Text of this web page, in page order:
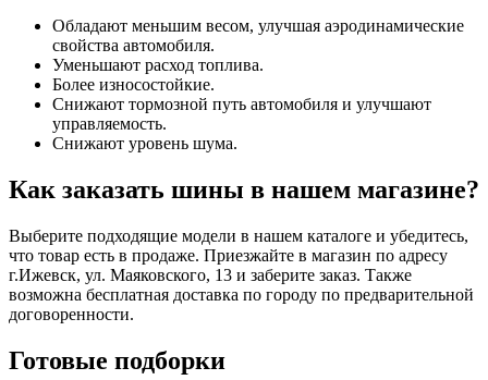
Обладают меньшим весом, улучшая аэродинамические
свойства автомобиля.
Уменьшают расход топлива.
Более износостойкие.
Снижают тормозной путь автомобиля и улучшают
управляемость.
Снижают уровень шума.
Как заказать шины в нашем магазине?
Выберите подходящие модели в нашем каталоге и убедитесь,
что товар есть в продаже. Приезжайте в магазин по адресу
г.Ижевск, ул. Маяковского, 13 и заберите заказ. Также
возможна бесплатная доставка по городу по предварительной
договоренности.
Готовые подборки